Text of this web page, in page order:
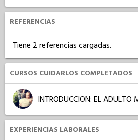
REFERENCIAS
Tiene 2 referencias cargadas.
CURSOS CUIDARLOS COMPLETADOS
INTRODUCCION: EL ADULTO
EXPERIENCIAS LABORALES